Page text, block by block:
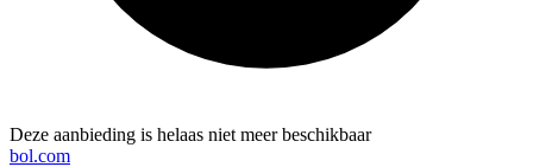
Deze aanbieding is helaas niet meer beschikbaar
bol.com